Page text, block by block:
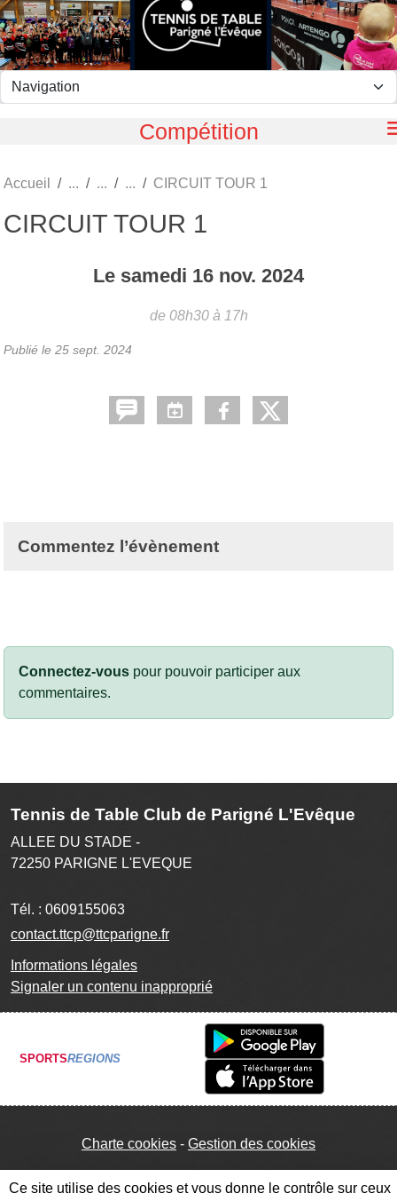
Compétition
Accueil CIRCUIT TOUR 1
CIRCUIT TOUR 1
Le samedi 16 nov. 2024
de 08h30 à 17h
Publié le 25 sept. 2024
Commentez l’évènement
Connectez-vous pour pouvoir participer aux
commentaires.
Tennis de Table Club de Parigné L'Evêque
ALLEE DU STADE -
72250 PARIGNE L'EVEQUE
Tél. : 0609155063
contact.ttcp@ttcparigne.fr
Informations légales
Signaler un contenu inapproprié
SPORTSREGIONS
Charte cookies Gestion des cookies
Panneau de gestion des cookies
Ce site utilise des cookies et vous donne le contrôle sur ceux